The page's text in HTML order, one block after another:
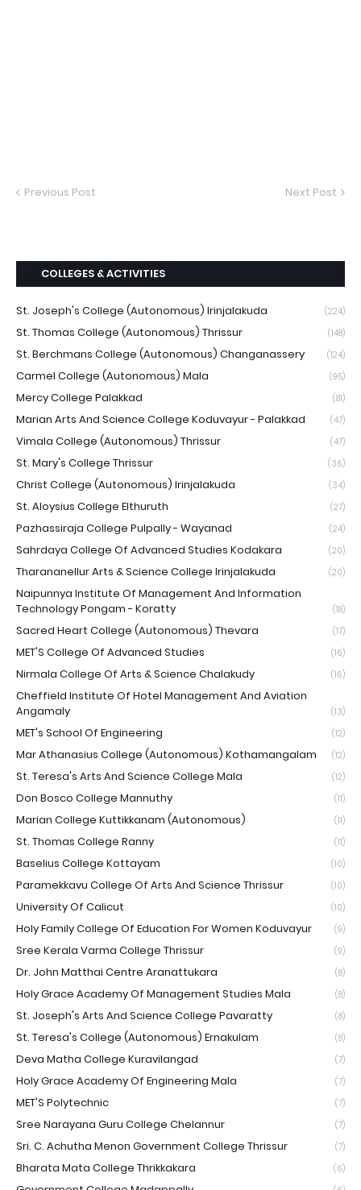
Previous Post Next Post
COLLEGES & ACTIVITIES
St. Joseph's College (Autonomous) Irinjalakuda (224)
St. Thomas College (Autonomous) Thrissur (148)
St. Berchmans College (Autonomous) Changanassery (124)
Carmel College (Autonomous) Mala (95)
Mercy College Palakkad (81)
Marian Arts And Science College Koduvayur - Palakkad (47)
Vimala College (Autonomous) Thrissur (47)
St. Mary's College Thrissur (36)
Christ College (Autonomous) Irinjalakuda (34)
St. Aloysius College Elthuruth (27)
Pazhassiraja College Pulpally - Wayanad (24)
Sahrdaya College Of Advanced Studies Kodakara (20)
Tharananellur Arts & Science College Irinjalakuda (20)
Naipunnya Institute Of Management And Information
Technology Pongam - Koratty
(18)
Sacred Heart College (Autonomous) Thevara (17)
MET'S College Of Advanced Studies (16)
Nirmala College Of Arts & Science Chalakudy (16)
Cheffield Institute Of Hotel Management And Aviation
Angamaly
(13)
MET's School Of Engineering (12)
Mar Athanasius College (Autonomous) Kothamangalam (12)
St. Teresa's Arts And Science College Mala (12)
Don Bosco College Mannuthy (11)
Marian College Kuttikkanam (Autonomous) (11)
St. Thomas College Ranny (11)
Baselius College Kottayam (10)
Paramekkavu College Of Arts And Science Thrissur (10)
University Of Calicut (10)
Holy Family College Of Education For Women Koduvayur (9)
Sree Kerala Varma College Thrissur (9)
Dr. John Matthai Centre Aranattukara (8)
Holy Grace Academy Of Management Studies Mala (8)
St. Joseph's Arts And Science College Pavaratty (8)
St. Teresa's College (Autonomous) Ernakulam (8)
Deva Matha College Kuravilangad (7)
Holy Grace Academy Of Engineering Mala (7)
MET'S Polytechnic (7)
Sree Narayana Guru College Chelannur (7)
Sri. C. Achutha Menon Government College Thrissur (7)
Bharata Mata College Thrikkakara (6)